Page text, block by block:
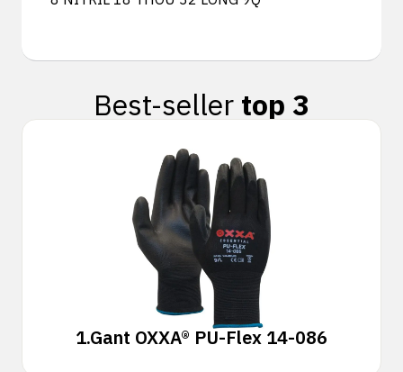
Best-seller top 3
1.Gant OXXA® PU-Flex 14-086